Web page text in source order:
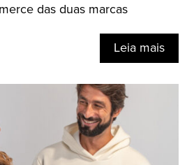
das duas marcas
Leia mais